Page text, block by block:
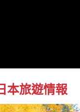
本旅遊情報